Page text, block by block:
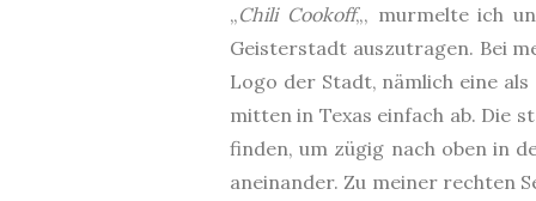
„Chili Cookoff„, murmelte ich
Geisterstadt auszutragen. Bei
Logo der Stadt, nämlich eine
mitten in Texas einfach ab. Die
finden, um zügig nach oben in
aneinander. Zu meiner rechten